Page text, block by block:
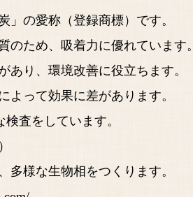
」の愛称（登録商標）です。
のため、吸着力に優れています。
あり、環境改善に役立ちます。
よって効果に差があります。
査をしています。
多様な生物相をつくります。